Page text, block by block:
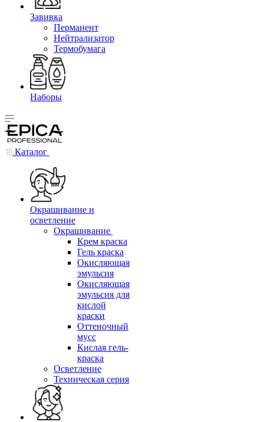
Завивка
Перманент
Нейтрализатор
Термобумага
Наборы
Каталог
Окрашивание и
осветление
Окрашивание
Крем краска
Гель краска
Окисляющая
эмульсия
Окисляющая
эмульсия для
кислой
краски
Оттеночный
мусс
Кислая гель-
краска
Осветление
Техническая серия